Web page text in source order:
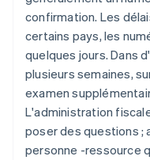
confirmation. Les
certains pays, les
quelques jours. Dans
plusieurs semaines,
examen
L'administration
poser des questions ;
personne -ressource